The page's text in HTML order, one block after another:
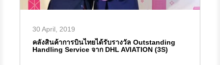
30 April, 2019
คลังสินค้าการบินไทยได้รับรางวัล Outstanding
Handling Service จาก DHL AVIATION (3S)